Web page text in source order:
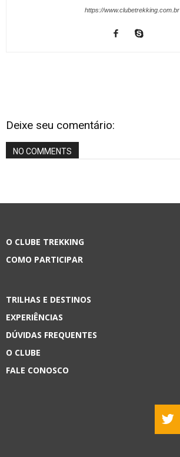
https://www.clubetrekking.com.br
Deixe seu comentário:
NO COMMENTS
O CLUBE TREKKING
COMO PARTICIPAR
TRILHAS E DESTINOS
EXPERIÊNCIAS
DÚVIDAS FREQUENTES
O CLUBE
FALE CONOSCO